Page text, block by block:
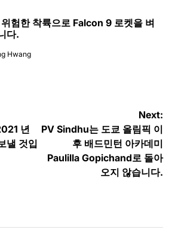
험한 착륙으로 Falcon 9 로켓을 벼
다.
Hwang
년
낼 것입
Next:
PV Sindhu는 도쿄 올림픽 이
후 배드민턴 아카데미
Paulilla Gopichand로 돌아
오지 않습니다.